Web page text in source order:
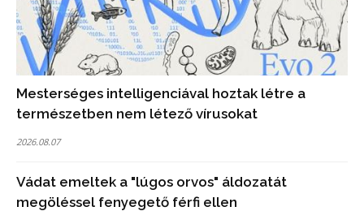
Mesterséges intelligenciával hoztak létre a
természetben nem létező vírusokat
2026.08.07
Vádat emeltek a "lúgos orvos" áldozatát
megöléssel fenyegető férfi ellen